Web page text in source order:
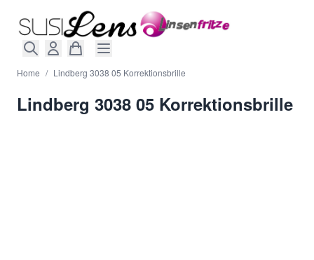
Home / Lindberg 3038 05 Korrektionsbrille
Lindberg 3038 05 Korrektionsbrille